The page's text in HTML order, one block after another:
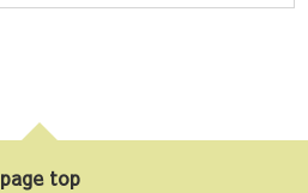
page top